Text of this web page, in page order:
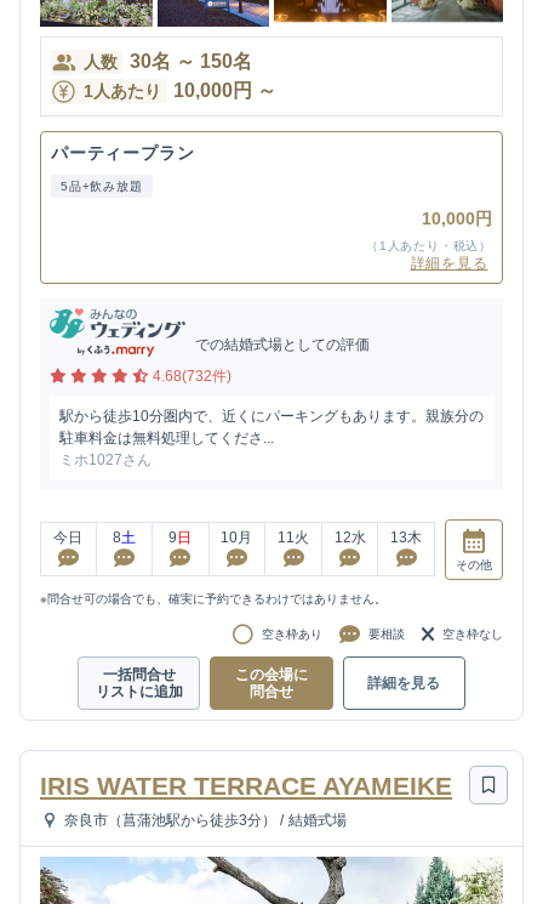
人数 30名 ～ 150名
1人あたり 10,000円 ～
パーティープラン
5品+飲み放題
10,000円
（1人あたり・税込）
詳細を見る
での結婚式場としての評価
4.68(732件)
駅から徒歩10分圏内で、近くにパーキングもあります。親族分の
駐車料金は無料処理してくださ...
ミホ1027さん
今日 8土 9 日 10月 11火 12水 13木
その他
※問合せ可の場合でも、確実に予約できるわけではありません。
空き枠あり 要相談 空き枠なし
一括問合せ
リストに追加
この会場に
問合せ
詳細を見る
IRIS WATER TERRACE AYAMEIKE
奈良市（菖蒲池駅から徒歩3分） / 結婚式場